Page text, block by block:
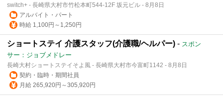
switch+ - 長崎県大村市竹松本町544-12F 坂元ビル - 8月8日
アルバイト・パート
時給 1,100円～1,250円
ショートステイ 介護スタッフ(介護職/ヘルパー) - スポン
サー：ジョブメドレー
長崎大村ショートステイそよ風 - 長崎県大村市今富町1142 - 8月8日
契約・臨時・期間社員
月給 265,920円～305,920円